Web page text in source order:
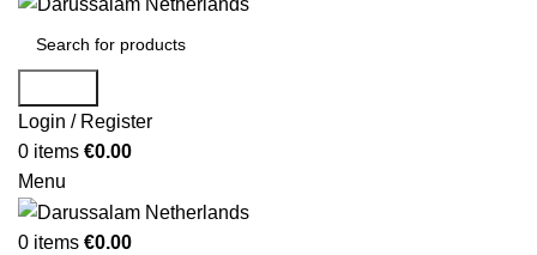
Login / Register
0 items €0.00
Menu
0 items €0.00